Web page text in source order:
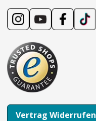
Vertrag Widerrufen